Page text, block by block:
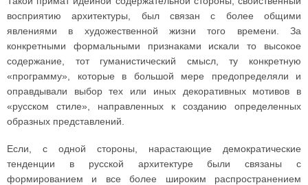
восприятию архитектуры, был связан с более общими
явлениями в художественной жизни того времени. За
конкретными формальными признаками искали то высокое
содержание, тот гуманистический смысл, ту конкретную
«программу», которые в большой мере предопределяли и
оправдывали выбор тех или иных декоративных мотивов в
«русском стиле», направленных к созданию определенных
образных представлений.
Если, с одной стороны, нарастающие демократические
тенденции в русской архитектуре были связаны с
формированием и все более широким распространением